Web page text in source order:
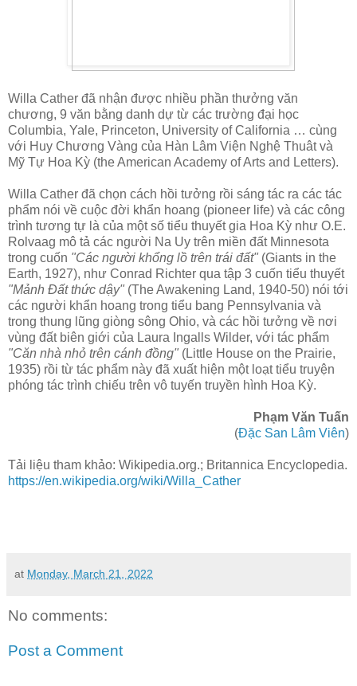
Willa Cather đã nhận được nhiều phần thưởng văn
chương, 9 văn bằng danh dự từ các trường đại học
Columbia, Yale, Princeton, University of California … cùng
với Huy Chương Vàng của Hàn Lâm Viện Nghệ Thuât và
Mỹ Tự Hoa Kỳ (the American Academy of Arts and Letters).
Willa Cather đã chọn cách hồi tưởng rồi sáng tác ra các tác
phẩm nói về cuộc đời khẩn hoang (pioneer life) và các công
trình tương tự là của một số tiểu thuyết gia Hoa Kỳ như O.E.
Rolvaag mô tả các người Na Uy trên miền đất Minnesota
trong cuốn "Các người khổng lồ trên trái đất" (Giants in the
Earth, 1927), như Conrad Richter qua tập 3 cuốn tiểu thuyết
"Mảnh Đất thức dậy" (The Awakening Land, 1940-50) nói tới
các người khẩn hoang trong tiểu bang Pennsylvania và
trong thung lũng giòng sông Ohio, và các hồi tưởng về nơi
vùng đất biên giới của Laura Ingalls Wilder, với tác phẩm
"Căn nhà nhỏ trên cánh đồng" (Little House on the Prairie,
1935) rồi từ tác phẩm này đã xuất hiện một loạt tiểu truyện
phóng tác trình chiếu trên vô tuyến truyền hình Hoa Kỳ.
Phạm Văn Tuấn
(Đặc San Lâm Viên)
Tải liệu tham khảo: Wikipedia.org.; Britannica Encyclopedia.
https://en.wikipedia.org/wiki/Willa_Cather
at Monday, March 21, 2022
No comments:
Post a Comment